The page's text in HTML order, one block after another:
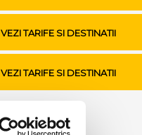
VEZI TARIFE SI DESTINATII
VEZI TARIFE SI DESTINATII